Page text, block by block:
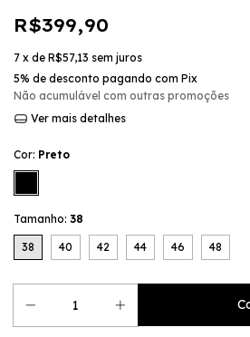
R$399,90
7 x de R$57,13 sem juros
5% de desconto pagando com Pix
Não acumulável com outras promoções
Ver mais detalhes
Cor: Preto
Tamanho: 38
38 40 42 44 46 48